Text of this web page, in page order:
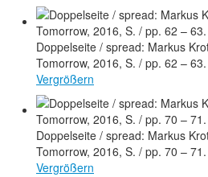
Doppelseite / spread: Markus
Tomorrow, 2016, S. / pp. 62 – 63.
Vergrößern
Doppelseite / spread: Markus
Tomorrow, 2016, S. / pp. 70 – 71.
Vergrößern